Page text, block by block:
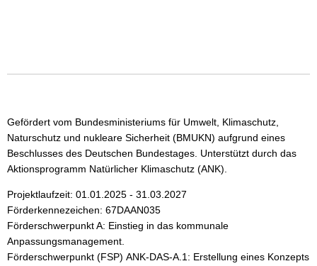
Gefördert vom Bundesministeriums für Umwelt, Klimaschutz,
Naturschutz und nukleare Sicherheit (BMUKN) aufgrund eines
Beschlusses des Deutschen Bundestages. Unterstützt durch das
Aktionsprogramm Natürlicher Klimaschutz (ANK).
Projektlaufzeit: 01.01.2025 - 31.03.2027
Förderkennezeichen: 67DAAN035
Förderschwerpunkt A: Einstieg in das kommunale
Anpassungsmanagement.
Förderschwerpunkt (FSP) ANK-DAS-A.1: Erstellung eines Konzepts